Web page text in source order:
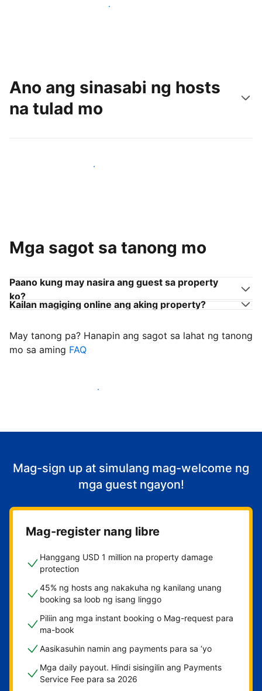
Makaabot ng mga bagong guest ngayon
Ano ang sinasabi ng hosts
na tulad mo
Sumama sa mga host na tulad mo
Mga sagot sa tanong mo
Paano kung may nasira ang guest sa property
ko?
Kailan magiging online ang aking property?
May tanong pa? Hanapin ang sagot sa lahat ng tanong
mo sa aming FAQ
Simulang i-welcome ang mga guest
Mag-sign up at simulang mag-welcome ng
mga guest ngayon!
Mag-register nang libre
Hanggang USD 1 million na property damage
protection
45% ng hosts ang nakakuha ng kanilang unang
booking sa loob ng isang linggo
Piliin ang mga instant booking o Mag-request para
ma-book
Aasikasuhin namin ang payments para sa ‘yo
Mga daily payout. Hindi sisingilin ang Payments
Service Fee para sa 2026